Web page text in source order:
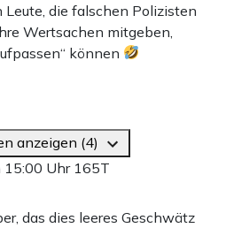
Leute, die falschen Polizisten
Wertsachen mitgeben,
können
anzeigen (4)
15:00 Uhr 165T
das dies leeres Geschwätz